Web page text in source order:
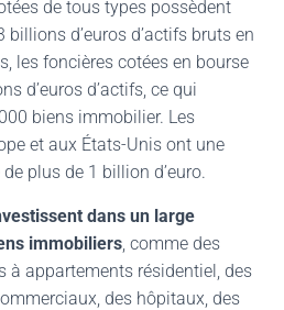
de tous types possèdent
d’euros d’actifs bruts en
les foncières cotées en bourse
d’euros d’actifs, ce qui
biens immobilier. Les
et aux États-Unis ont une
plus de 1 billion d’euro.
dans un large
immobiliers, comme des
à appartements résidentiel, des
des hôpitaux, des